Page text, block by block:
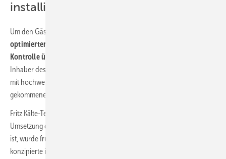
installieren
Um den Gästen perfekten Komfort zu bieten, und dies bei
optimierten Kosten
Kontrolle über die eingesetzte Technik
Inhaber des Hotels eine moderne, energieeffiziente und leise Anlage
mit hochwertiger Verarbeitung, die die Defizite der in die Jahre
gekommenen Anlagen abstellte.
Fritz Kälte-Technik, das Unternehmen ist bereits seit Jahren für die
Umsetzung der Klimatisierung im Strandhotel Duhnen verantwortlich
ist, wurde frühzeitig in den Planungsprozess einbezogen und
konzipierte in Zusammenarbeit mit Pascal Sansen, dem seit 2014 im